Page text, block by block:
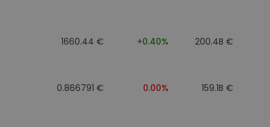
1660.44 € +0.40% 200.4B €
0.866791 € 0.00% 159.1B €